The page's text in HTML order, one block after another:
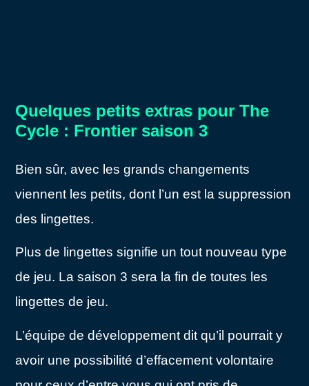
Quelques petits extras pour The
Cycle : Frontier saison 3
Bien sûr, avec les grands changements
viennent les petits, dont l’un est la suppression
des lingettes.
Plus de lingettes signifie un tout nouveau type
de jeu. La saison 3 sera la fin de toutes les
lingettes de jeu.
L’équipe de développement dit qu’il pourrait y
avoir une possibilité d’effacement volontaire